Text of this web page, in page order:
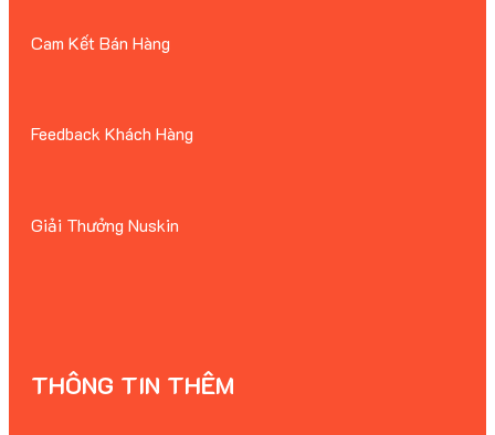
Cam Kết Bán Hàng
Feedback Khách Hàng
Giải Thưởng Nuskin
THÔNG TIN THÊM